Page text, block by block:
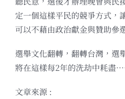
定一個這樣平民的競爭方式，
可以不藉由政治獻金與贊助參
選舉文化翻轉，翻轉台灣，選
將在這樣每2年的洗劫中耗盡
文章來源 :